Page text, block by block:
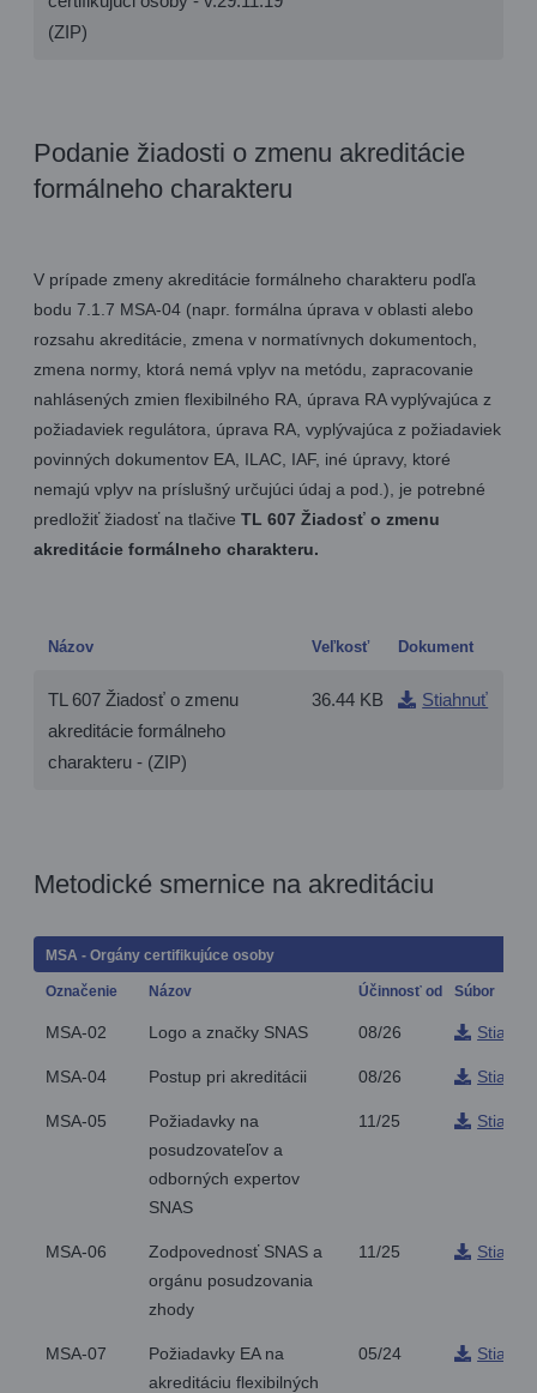
(ZIP)
Podanie žiadosti o zmenu akreditácie
formálneho charakteru
V prípade zmeny akreditácie formálneho charakteru podľa
bodu 7.1.7 MSA-04 (napr. formálna úprava v oblasti alebo
rozsahu akreditácie, zmena v normatívnych dokumentoch,
zmena normy, ktorá nemá vplyv na metódu, zapracovanie
nahlásených zmien flexibilného RA, úprava RA vyplývajúca z
požiadaviek regulátora, úprava RA, vyplývajúca z požiadaviek
povinných dokumentov EA, ILAC, IAF, iné úpravy, ktoré
nemajú vplyv na príslušný určujúci údaj a pod.), je potrebné
predložiť žiadosť na tlačive TL 607 Žiadosť o zmenu
akreditácie formálneho charakteru.
Názov Veľkosť Dokument
TL 607 Žiadosť o zmenu
akreditácie formálneho
charakteru - (ZIP)
36.44 KB Stiahnuť
Metodické smernice na akreditáciu
MSA - Orgány certifikujúce osoby
Označenie Názov Účinnosť od Súbor
MSA-02 Logo a značky SNAS 08/26
MSA-04 Postup pri akreditácii 08/26
MSA-05
Požiadavky na
posudzovateľov a
odborných expertov
SNAS
11/25
MSA-06
Zodpovednosť SNAS a
orgánu posudzovania
zhody
11/25
MSA-07
Požiadavky EA na
akreditáciu flexibilných
05/24